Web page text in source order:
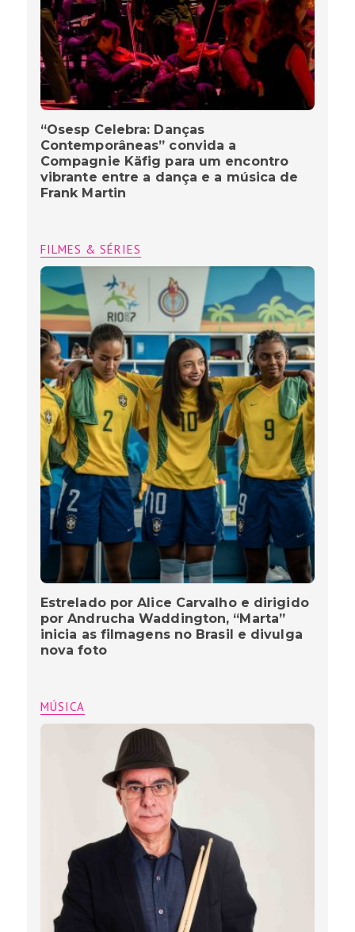
“Osesp Celebra: Danças
Contemporâneas” convida a
Compagnie Käfig para um encontro
vibrante entre a dança e a música de
Frank Martin
FILMES & SÉRIES
Estrelado por Alice Carvalho e dirigido
por Andrucha Waddington, “Marta”
inicia as filmagens no Brasil e divulga
nova foto
MÚSICA